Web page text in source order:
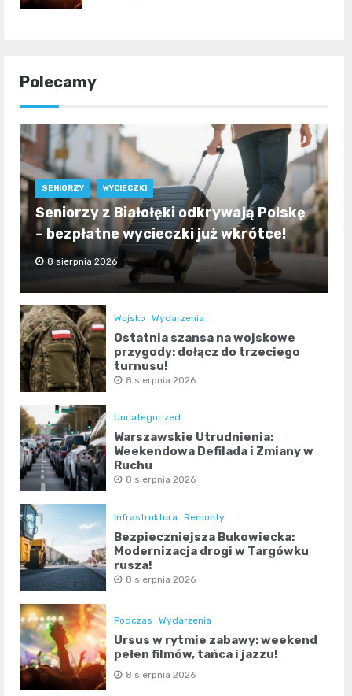
Polecamy
SENIORZY WYCIECZKI
Seniorzy z Białołęki odkrywają Polskę
– bezpłatne wycieczki już wkrótce!
8 sierpnia 2026
Wojsko Wydarzenia
Ostatnia szansa na wojskowe
przygody: dołącz do trzeciego
turnusu!
8 sierpnia 2026
Uncategorized
Warszawskie Utrudnienia:
Weekendowa Defilada i Zmiany w
Ruchu
8 sierpnia 2026
Infrastruktura Remonty
Bezpieczniejsza Bukowiecka:
Modernizacja drogi w Targówku
rusza!
8 sierpnia 2026
Podczas Wydarzenia
Ursus w rytmie zabawy: weekend
pełen filmów, tańca i jazzu!
8 sierpnia 2026